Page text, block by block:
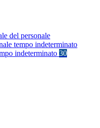
del personale
tempo indeterminato
indeterminato 30